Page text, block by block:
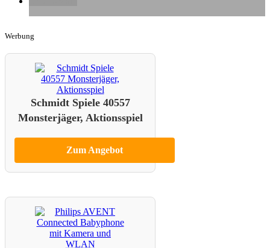
Werbung
Schmidt Spiele 40557
Monsterjäger, Aktionsspiel
Zum Angebot